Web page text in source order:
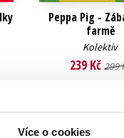
Více o cookies
Peppa Pig -
farmě
Kolektiv
239 Kč 299